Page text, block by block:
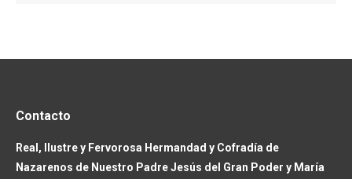
Contacto
Real, Ilustre y Fervorosa Hermandad y Cofradía de
Nazarenos de Nuestro Padre Jesús del Gran Poder y María